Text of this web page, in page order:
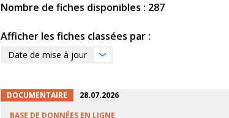
Nombre de fiches disponibles : 287
Afficher les fiches classées par :
Date de mise à jour
DOCUMENTAIRE
28.07.2026
BASE DE DONNÉES EN LIGNE